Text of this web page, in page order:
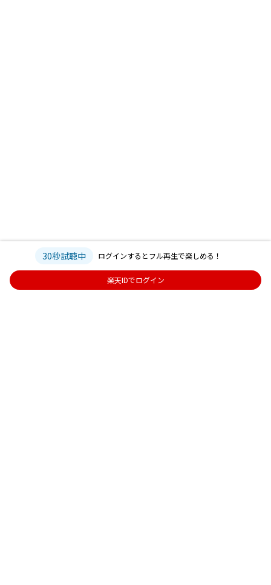
30秒試聴中 ログインするとフル再生で楽しめる！
楽天IDでログイン